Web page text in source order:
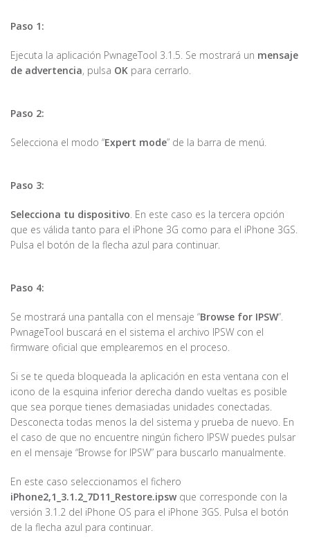
Paso 1:
Ejecuta la aplicación PwnageTool 3.1.5. Se mostrará un mensaje
de advertencia, pulsa OK para cerrarlo.
Paso 2:
Selecciona el modo “Expert mode” de la barra de menú.
Paso 3:
Selecciona tu dispositivo. En este caso es la tercera opción
que es válida tanto para el iPhone 3G como para el iPhone 3GS.
Pulsa el botón de la flecha azul para continuar.
Paso 4:
Se mostrará una pantalla con el mensaje “Browse for IPSW“.
PwnageTool buscará en el sistema el archivo IPSW con el
firmware oficial que emplearemos en el proceso.
Si se te queda bloqueada la aplicación en esta ventana con el
icono de la esquina inferior derecha dando vueltas es posible
que sea porque tienes demasiadas unidades conectadas.
Desconecta todas menos la del sistema y prueba de nuevo. En
el caso de que no encuentre ningún fichero IPSW puedes pulsar
en el mensaje “Browse for IPSW” para buscarlo manualmente.
En este caso seleccionamos el fichero
iPhone2,1_3.1.2_7D11_Restore.ipsw que corresponde con la
versión 3.1.2 del iPhone OS para el iPhone 3GS. Pulsa el botón
de la flecha azul para continuar.